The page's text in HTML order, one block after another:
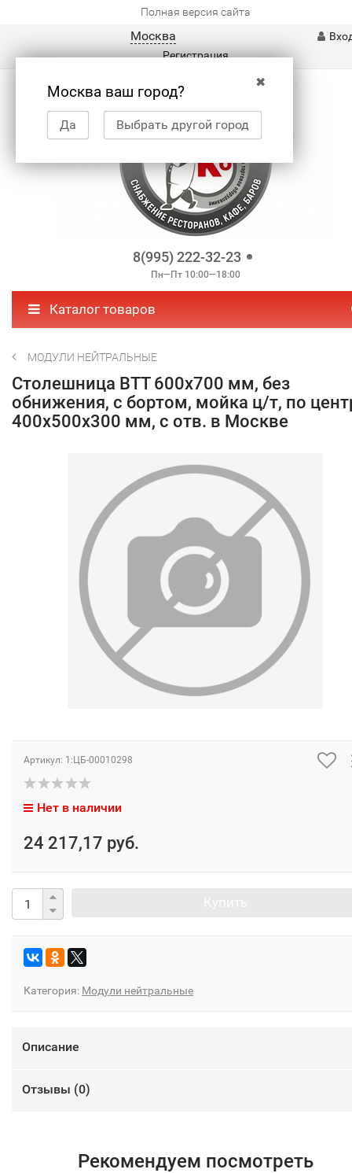
Полная версия сайта
Москва
✖
Москва ваш город?
Да Выбрать другой город
Регистрация
8(995) 222-32-23
Пн—Пт 10:00—18:00
Каталог товаров
МОДУЛИ НЕЙТРАЛЬНЫЕ
Столешница BTT 600х700 мм, без
обнижения, с бортом, мойка ц/т, по
400х500х300 мм, с отв. в Москве
Артикул: 1:ЦБ-00010298
Нет в наличии
24 217,17 руб.
Категория: Модули нейтральные
Описание
Отзывы (0)
Рекомендуем посмотреть